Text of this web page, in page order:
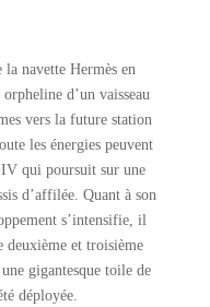
la navette Hermès en
d’un vaisseau
vers la future station
les énergies peuvent
qui poursuit sur une
d’affilée. Quant à son
s’intensifie, il
deuxième et troisième
gigantesque toile de
déployée.